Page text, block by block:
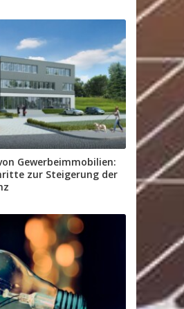
Gewerbeimmobilien:
zur Steigerung der